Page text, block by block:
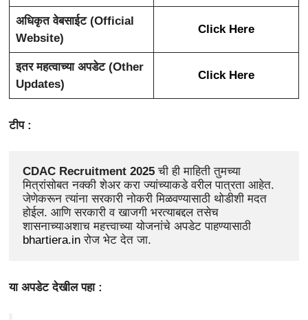
अधिकृत वेबसाईट (Official
Website)
Click Here
इतर महत्वाच्या अपडेट (Other
Updates)
Click Here
टीप :
CDAC Recruitment 2025 ची ही माहिती तुमच्या
मित्रांसोबत नक्की शेअर करा ज्यांच्याकडे वरील पात्रता आहेत.
जेणेकरून त्यांना सरकारी नोकरी मिळवण्यासाठी थोडीशी मदत
होईल. आणि सरकारी व खाजगी भरत्याबद्दल तसेच
bhartiera.in रोज भेट देत जा.
या अपडेट देखील पहा :